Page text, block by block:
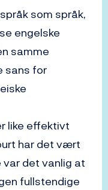
som språk,
engelske
samme
sans for
like effektivt
har det vært
var det vanlig at
fullstendige